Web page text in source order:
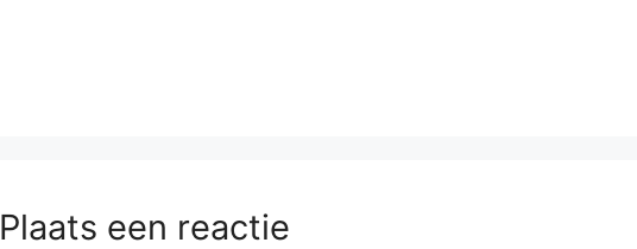
Plaats een reactie